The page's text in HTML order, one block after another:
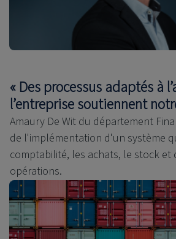
« Des processus adaptés à
l’entreprise soutiennent
Amaury De Wit du département
de l'implémentation d'un système
comptabilité, les achats, le stock et
opérations.